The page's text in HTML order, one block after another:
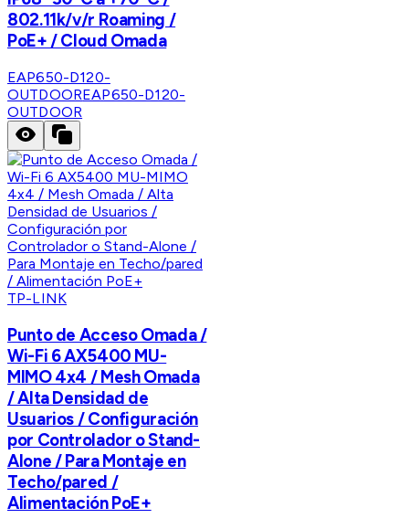
802.11k/v/r Roaming /
PoE+ / Cloud Omada
EAP650-D120-
OUTDOOREAP650-D120-
OUTDOOR
TP-LINK
Punto de Acceso Omada /
Wi-Fi 6 AX5400 MU-
MIMO 4x4 / Mesh Omada
/ Alta Densidad de
Usuarios / Configuración
por Controlador o Stand-
Alone / Para Montaje en
Techo/pared /
Alimentación PoE+